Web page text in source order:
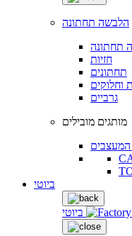
הלבשה תחתונה
תחתונה
חזיות
תחתונים
וחלוקים
גרביים
מותגים מובילים
המעצבים
ביוטי
ביוטי